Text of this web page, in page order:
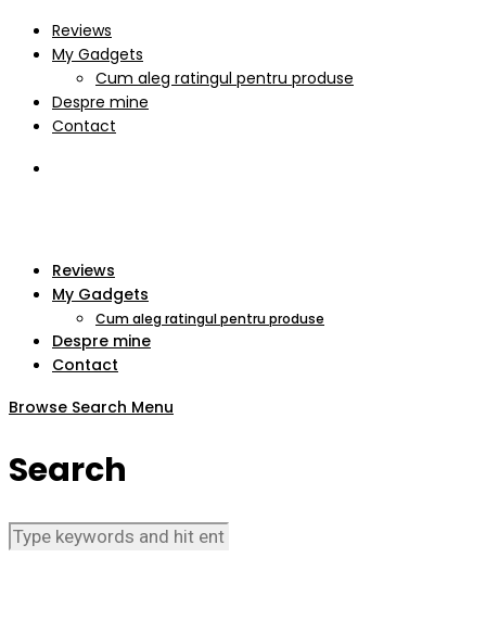
Reviews
My Gadgets
Cum aleg ratingul pentru produse
Despre mine
Contact
Reviews
My Gadgets
Cum aleg ratingul pentru produse
Despre mine
Contact
Browse Search Menu
Search